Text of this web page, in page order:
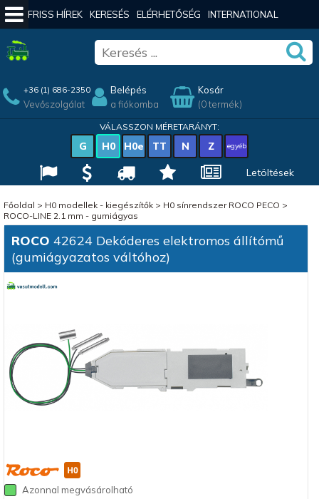
FRISS HÍREK KERESÉS ELÉRHETŐSÉG INTERNATIONAL
+36 (1) 686-2350
Vevőszolgálat
Belépés
a fiókomba
Kosár
(0 termék)
VÁLASSZON MÉRETARÁNYT:
G H0 H0e TT N Z egyéb
Letöltések
Főoldal > H0 modellek - kiegészítők> H0 sínrendszer ROCO PECO >
ROCO-LINE 2.1 mm - gumiágyas
ROCO 42624 Dekóderes elektromos állítómű
(gumiágyazatos váltóhoz)
Azonnal megvásárolható